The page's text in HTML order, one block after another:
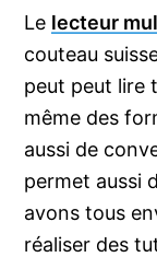
Le lecteur
couteau
peut peut lire
même des
aussi de
permet aussi
avons tous
réaliser des